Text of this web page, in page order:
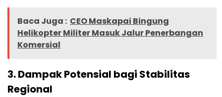
Baca Juga : CEO Maskapai Bingung
Helikopter Militer Masuk Jalur Penerbangan
Komersial
3.Dampak Potensial bagi Stabilitas
Regional